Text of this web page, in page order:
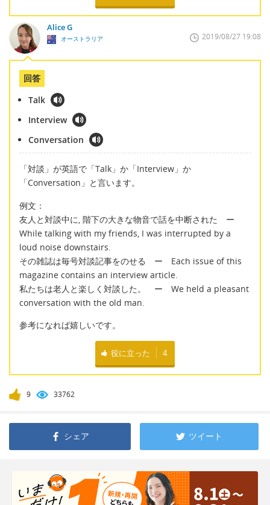
Alice G
オーストラリア 2019/08/27 19:08
回答
Talk
Interview
Conversation
「対談」が英語で「Talk」か「Interview」か
「Conversation」と言います。
例文：
友人と対談中に, 階下の大きな物音で話を中断された ー
While talking with my friends, I was interrupted by a
loud noise downstairs.
その雑誌は毎号対談記事をのせる ー Each issue of this
magazine contains an interview article.
私たちは老人と楽しく対談した。 ー We held a pleasant
conversation with the old man.
参考になれば嬉しいです。
役に立った 4
9 33762
シェア ツイート